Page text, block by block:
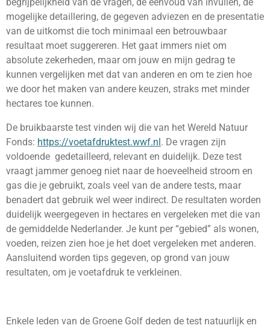
mogelijke detaillering, de gegeven adviezen en de presentatie
van de uitkomst die toch minimaal een betrouwbaar
resultaat moet suggereren. Het gaat immers niet om
absolute zekerheden, maar om jouw en mijn gedrag te
kunnen vergelijken met dat van anderen en om te zien hoe
we door het maken van andere keuzen, straks met minder
hectares toe kunnen.
De bruikbaarste test vinden wij die van het Wereld Natuur
Fonds: https://voetafdruktest.wwf.nl . De vragen zijn
voldoende gedetailleerd, relevant en duidelijk. Deze test
vraagt jammer genoeg niet naar de hoeveelheid stroom en
gas die je gebruikt, zoals veel van de andere tests, maar
benadert dat gebruik wel weer indirect. De resultaten worden
duidelijk weergegeven in hectares en vergeleken met die van
de gemiddelde Nederlander. Je kunt per “gebied” als wonen,
voeden, reizen zien hoe je het doet vergeleken met anderen.
Aansluitend worden tips gegeven, op grond van jouw
resultaten, om je voetafdruk te verkleinen.
Enkele leden van de Groene Golf deden de test natuurlijk en